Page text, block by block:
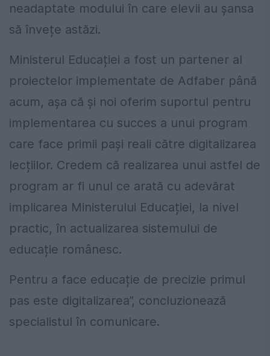
neadaptate modului în care elevii au șansa
să învețe astăzi.
Ministerul Educației a fost un partener al
proiectelor implementate de Adfaber până
acum, așa că și noi oferim suportul pentru
implementarea cu succes a unui program
care face primii pași reali către digitalizarea
lecțiilor. Credem că realizarea unui astfel de
program ar fi unul ce arată cu adevărat
implicarea Ministerului Educației, la nivel
practic, în actualizarea sistemului de
educație românesc.
Pentru a face educație de precizie primul
pas este digitalizarea”, concluzionează
specialistul în comunicare.